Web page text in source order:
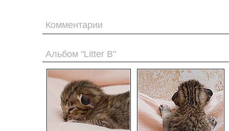
Комментарии
Альбом "Litter B"